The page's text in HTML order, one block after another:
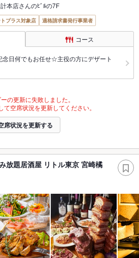
本店さんのﾋﾞﾙの7F
プラス対象店 適格請求書発行事業者
コース
日何でもお任せ☆主役の方にデザート
の更新に失敗しました。
て空席状況を更新してください。
席状況を更新する
放題居酒屋 リトル東京 宮崎橘